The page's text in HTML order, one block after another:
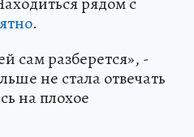
.
сам разберется», -
не стала отвечать
на плохое